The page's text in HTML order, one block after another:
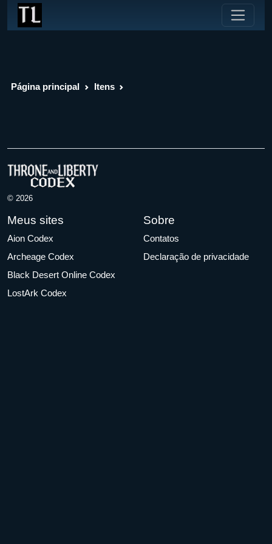
Página principal Itens
© 2026
Meus sites
Aion Codex
Archeage Codex
Black Desert Online Codex
LostArk Codex
Sobre
Contatos
Declaração de privacidade